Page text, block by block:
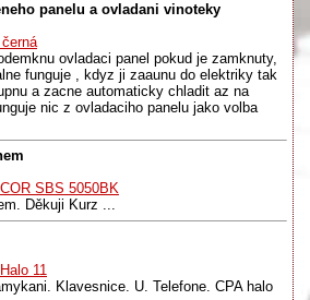
panelu a ovladani vinoteky
ovladaci panel pokud je zamknuty,
funguje , kdyz ji zaaunu do elektriky tak
a zacne automaticky chladit az na
nic z ovladaciho panelu jako volba
SBS 5050BK
Děkuji Kurz ...
11
Klavesnice. U. Telefone. CPA halo